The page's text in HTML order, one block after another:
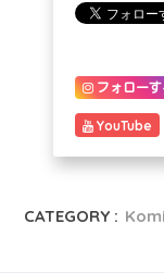
フォローす
YouTube
CATEGORY :